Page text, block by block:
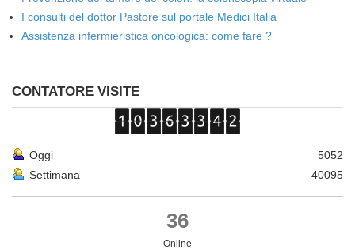
I consulti del dottor Pastore sul portale Medici Italia
Assistenza infermieristica oncologica: come fare ?
CONTATORE VISITE
Oggi
5052
Settimana
40095
36
Online